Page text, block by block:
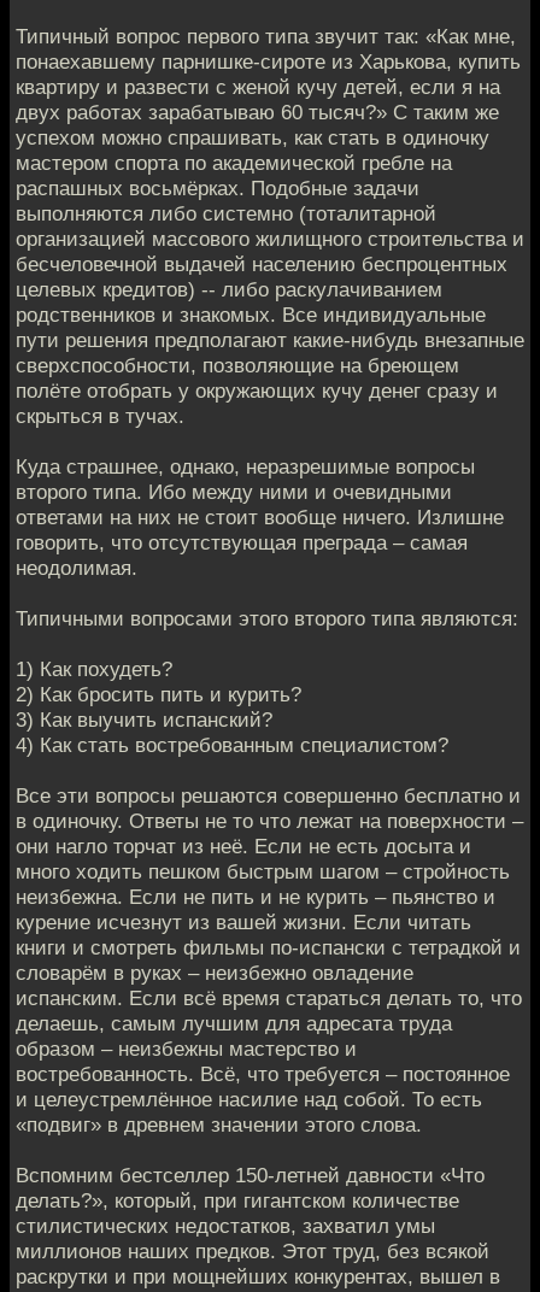
Типичный вопрос первого типа звучит так: «Как мне,
понаехавшему парнишке-сироте из Харькова, купить
квартиру и развести с женой кучу детей, если я на
двух работах зарабатываю 60 тысяч?» С таким же
успехом можно спрашивать, как стать в одиночку
мастером спорта по академической гребле на
распашных восьмёрках. Подобные задачи
выполняются либо системно (тоталитарной
организацией массового жилищного строительства и
бесчеловечной выдачей населению беспроцентных
целевых кредитов) -- либо раскулачиванием
родственников и знакомых. Все индивидуальные
пути решения предполагают какие-нибудь внезапные
сверхспособности, позволяющие на бреющем
полёте отобрать у окружающих кучу денег сразу и
скрыться в тучах.
Куда страшнее, однако, неразрешимые вопросы
второго типа. Ибо между ними и очевидными
ответами на них не стоит вообще ничего. Излишне
говорить, что отсутствующая преграда – самая
неодолимая.
Типичными вопросами этого второго типа являются:
1) Как похудеть?
2) Как бросить пить и курить?
3) Как выучить испанский?
4) Как стать востребованным специалистом?
Все эти вопросы решаются совершенно бесплатно и
в одиночку. Ответы не то что лежат на поверхности –
они нагло торчат из неё. Если не есть досыта и
много ходить пешком быстрым шагом – стройность
неизбежна. Если не пить и не курить – пьянство и
курение исчезнут из вашей жизни. Если читать
книги и смотреть фильмы по-испански с тетрадкой и
словарём в руках – неизбежно овладение
испанским. Если всё время стараться делать то, что
делаешь, самым лучшим для адресата труда
образом – неизбежны мастерство и
востребованность. Всё, что требуется – постоянное
и целеустремлённое насилие над собой. То есть
«подвиг» в древнем значении этого слова.
Вспомним бестселлер 150-летней давности «Что
делать?», который, при гигантском количестве
стилистических недостатков, захватил умы
миллионов наших предков. Этот труд, без всякой
раскрутки и при мощнейших конкурентах, вышел в